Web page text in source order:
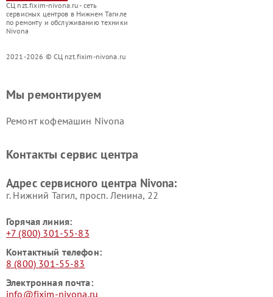
СЦ nzt.fixim-nivona.ru - сеть
сервисных центров в Нижнем Тагиле
по ремонту и обслуживанию техники
Nivona
2021-2026 © СЦ nzt.fixim-nivona.ru
Мы ремонтируем
Ремонт кофемашин Nivona
Контакты сервис центра
Адрес сервисного центра Nivona:
г. Нижний Тагил, просп. Ленина, 22
Горячая линия:
+7 (800) 301-55-83
Контактный телефон:
8 (800) 301-55-83
Электронная почта:
info@fixim-nivona.ru